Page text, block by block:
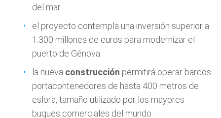
del mar.
el proyecto contempla una inversión superior a
1.300 millones de euros para modernizar el
puerto de Génova.
la nueva construcción permitirá operar barcos
portacontenedores de hasta 400 metros de
eslora, tamaño utilizado por los mayores
buques comerciales del mundo.